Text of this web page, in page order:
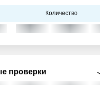
Количество
проверки